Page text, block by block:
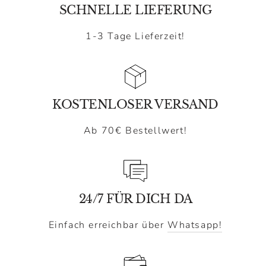
SCHNELLE LIEFERUNG
1-3 Tage Lieferzeit!
KOSTENLOSER VERSAND
Ab 70€ Bestellwert!
24/7 FÜR DICH DA
Einfach erreichbar über Whatsapp!